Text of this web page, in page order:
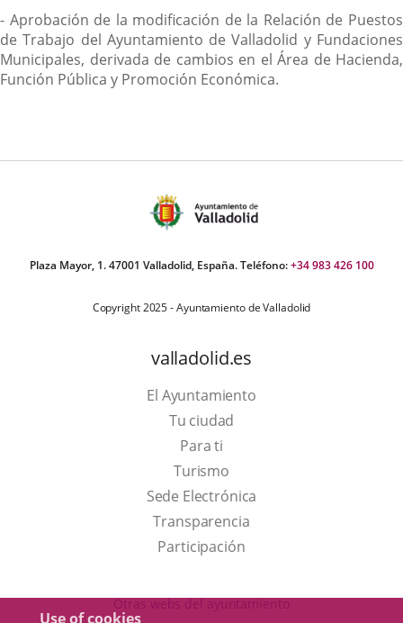
Use of cookies
- Aprobación de la modificación de la Relación de Puestos
de Trabajo del Ayuntamiento de Valladolid y Fundaciones
Municipales, derivada de cambios en el Área de Hacienda,
Función Pública y Promoción Económica.
Plaza Mayor, 1. 47001 Valladolid, España. Teléfono:+34 983 426 100
Copyright 2025 - Ayuntamiento de Valladolid
valladolid.es
El Ayuntamiento
Tu ciudad
Para ti
TurismoThis
link
will
open
a
Sede Electrónica
Transparencia
Participación
Otras webs del ayuntamiento